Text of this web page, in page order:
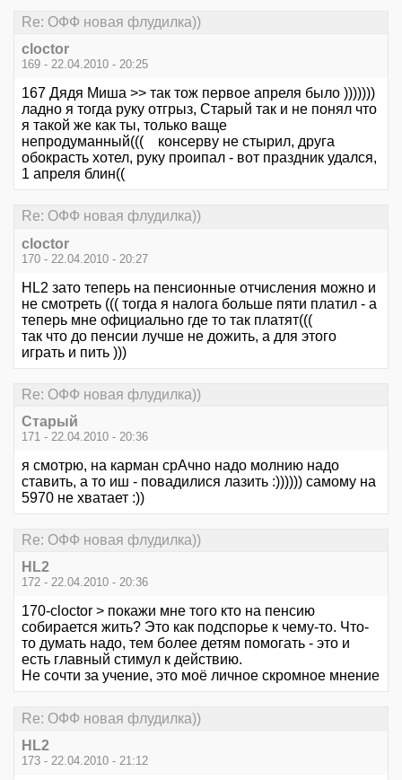
Re: ОФФ новая флудилка))
cloctor
169 - 22.04.2010 - 20:25
167 Дядя Миша >> так тож первое апреля было )))))))
ладно я тогда руку отгрыз, Старый так и не понял что
я такой же как ты, только ваще
непродуманный((( консерву не стырил, друга
обокрасть хотел, руку проипал - вот праздник удался,
1 апреля блин((
Re: ОФФ новая флудилка))
cloctor
170 - 22.04.2010 - 20:27
HL2 зато теперь на пенсионные отчисления можно и
не смотреть ((( тогда я налога больше пяти платил - а
теперь мне официально где то так платят(((
так что до пенсии лучше не дожить, а для этого
играть и пить )))
Re: ОФФ новая флудилка))
Старый
171 - 22.04.2010 - 20:36
я смотрю, на карман срАчно надо молнию надо
ставить, а то иш - повадилися лазить :)))))) самому на
5970 не хватает :))
Re: ОФФ новая флудилка))
HL2
172 - 22.04.2010 - 20:36
170-cloctor > покажи мне того кто на пенсию
собирается жить? Это как подспорье к чему-то. Что-
то думать надо, тем более детям помогать - это и
есть главный стимул к действию.
Не сочти за учение, это моё личное скромное мнение
Re: ОФФ новая флудилка))
HL2
173 - 22.04.2010 - 21:12